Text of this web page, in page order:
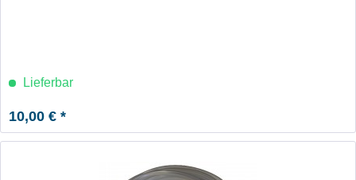
Lieferbar
10,00 € *